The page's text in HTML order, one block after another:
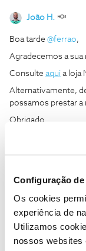
Configuração
Os cookies
experiência de
Utilizamos
nossos websites
João H.
Boa tarde @ferrao,
Agradecemos a
Consulte aqui a loja
Alternativamente,
possamos prestar a
Obrigado
Siga os perfis da
sempre a par das